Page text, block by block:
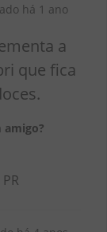
há 1 ano
a
que fica
amigo?